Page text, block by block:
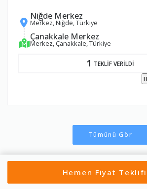
Niğde Merkez
Merkez, Niğde, Türkiye
Çanakkale Merkez
Merkez, Çanakkale, Türkiye
1 TEKLİF VERİLDİ
Tümünü Gör
Hemen Fiyat